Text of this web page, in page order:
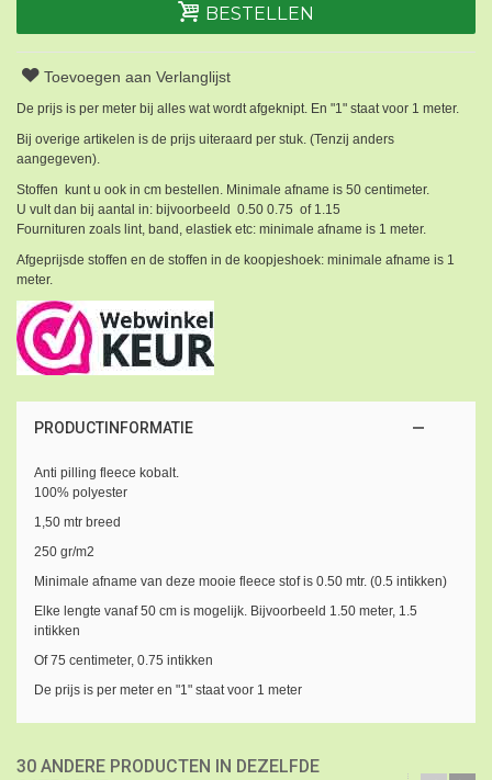
BESTELLEN
Toevoegen aan Verlanglijst
De prijs is per meter bij alles wat wordt afgeknipt. En "1" staat voor 1 meter.
Bij overige artikelen is de prijs uiteraard per stuk. (Tenzij anders
aangegeven).
Stoffen kunt u ook in cm bestellen. Minimale afname is 50 centimeter.
U vult dan bij aantal in: bijvoorbeeld 0.50 0.75 of 1.15
Fournituren zoals lint, band, elastiek etc: minimale afname is 1 meter.
Afgeprijsde stoffen en de stoffen in de koopjeshoek: minimale afname is 1
meter.
PRODUCTINFORMATIE
Anti pilling fleece kobalt.
100% polyester
1,50 mtr breed
250 gr/m2
Minimale afname van deze mooie fleece stof is 0.50 mtr. (0.5 intikken)
Elke lengte vanaf 50 cm is mogelijk. Bijvoorbeeld 1.50 meter, 1.5
intikken
Of 75 centimeter, 0.75 intikken
De prijs is per meter en "1" staat voor 1 meter
30 ANDERE PRODUCTEN IN DEZELFDE